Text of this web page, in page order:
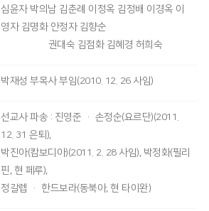
심윤자 박의남 김춘례 이정옥 김정배 이경옥 이
영자 김명화 안정자 김향순
권대숙 김점화 김혜경 허희숙
박재성 부목사 부임(2010. 12. 26 사임)
선교사 파송 : 진영준 · 손정순(요르단)(2011.
12. 31 은퇴),
박진아(캄보디아)(2011. 2. 28 사임), 박정화(필리
핀, 현 페루),
정갈렙 · 한드보라(동북아, 현 타이완)